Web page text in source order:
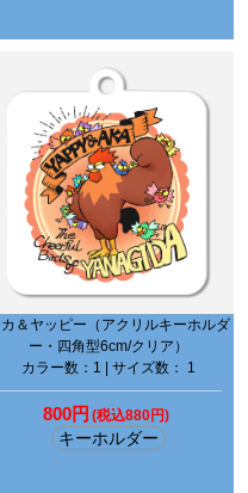
＆ヤッピー（アクリルキーホルダ
ー・四角型6cm/クリア）
カラー数：1 | サイズ数： 1
800円 (税込880円)
キーホルダー